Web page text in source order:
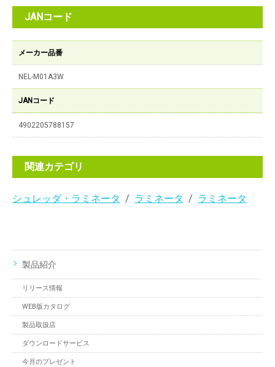
JANコード
メーカー品番
NEL-M01A3W
JANコード
4902205788157
関連カテゴリ
シュレッダ・ラミネータ ラミネータ ラミネータ
製品紹介
リリース情報
WEB版カタログ
製品取扱店
ダウンロードサービス
今月のプレゼント